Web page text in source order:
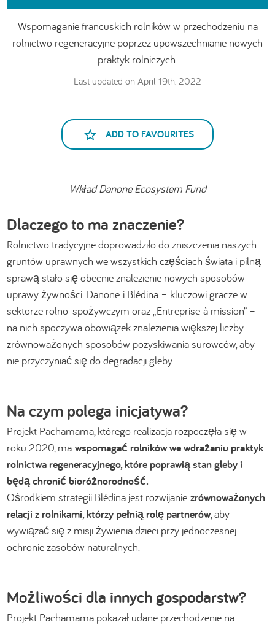
Wspomaganie francuskich rolników w przechodzeniu na
rolnictwo regeneracyjne poprzez upowszechnianie nowych
praktyk rolniczych.
Last updated on April 19th, 2022
ADD TO FAVOURITES
Wkład Danone Ecosystem Fund
Dlaczego to ma znaczenie?
Rolnictwo tradycyjne doprowadziło do zniszczenia naszych
gruntów uprawnych we wszystkich częściach świata i pilną
sprawą stało się obecnie znalezienie nowych sposobów
uprawy żywności. Danone i Blédina – kluczowi gracze w
sektorze rolno-spożywczym oraz „Entreprise à mission” –
na nich spoczywa obowiązek znalezienia większej liczby
zrównoważonych sposobów pozyskiwania surowców, aby
nie przyczyniać się do degradacji gleby.
Na czym polega inicjatywa?
Projekt Pachamama, którego realizacja rozpoczęła się w
roku 2020, mawspomagać rolników we wdrażaniu praktyk
rolnictwa regeneracyjnego, które poprawią stan gleby i
będą chronić bioróżnorodność.
Ośrodkiem strategii Blédina jest rozwijanie zrównoważonych
relacji z rolnikami, którzy pełnią rolę partnerów, aby
wywiązać się z misji żywienia dzieci przy jednoczesnej
ochronie zasobów naturalnych. ​
Możliwości dla innych gospodarstw?
Projekt Pachamama pokazał udane przechodzenie na